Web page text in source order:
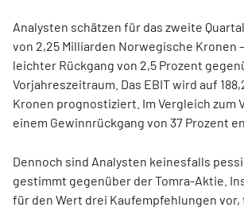
Analysten schätzen für das zweite
von 2,25 Milliarden Norwegische Kronen
leichter Rückgang von 2,5 Prozent
Vorjahreszeitraum. Das EBIT wird auf
Kronen prognostiziert. Im Vergleich zum
einem Gewinnrückgang von 37 Prozent
Dennoch sind Analysten keinesfalls
gestimmt gegenüber der Tomra-Aktie.
für den Wert drei Kaufempfehlungen